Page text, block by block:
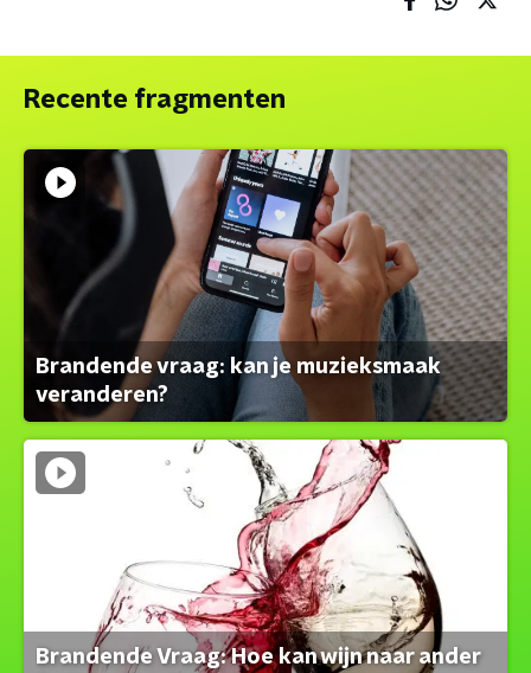
Recente fragmenten
Brandende vraag: kan je muzieksmaak
veranderen?
Brandende Vraag: Hoe kan wijn naar ander